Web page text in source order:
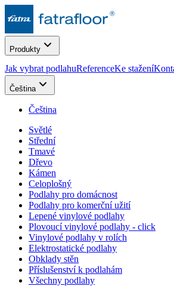
Produkty
Jak vybrat podlahuReferenceKe stažení
Čeština
Čeština
Světlé
Střední
Tmavé
Dřevo
Kámen
Celoplošný
Podlahy pro domácnost
Podlahy pro komerční užití
Lepené vinylové podlahy
Plovoucí vinylové podlahy - click
Vinylové podlahy v rolích
Elektrostatické podlahy
Obklady stěn
Příslušenství k podlahám
Všechny podlahy